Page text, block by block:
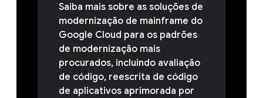
Saiba mais sobre as soluções de
modernização de mainframe do
Google Cloud para os padrões
de modernização mais
procurados, incluindo avaliação
de código, reescrita de código
de aplicativos aprimorada por